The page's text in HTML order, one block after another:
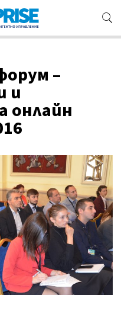
–
и
онлайн